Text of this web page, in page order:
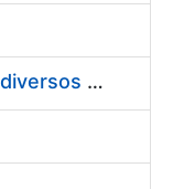
20141126 - lic - Mantenimiento del software desarrollado y estudios técnicos de componentes, de diversos sistemas de expedición de documentos electrónicos